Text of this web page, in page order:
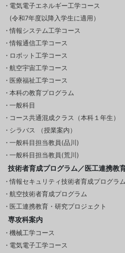
電気電子エネルギー工学コース
(令和7年度以降入学生に適用）
情報システム工学コース
情報通信工学コース
ロボット工学コース
航空宇宙工学コース
医療福祉工学コース
本科の教育プログラム
一般科目
コース共通混成クラス（本科１年生）
シラバス （授業案内）
一般科目担当教員(品川)
一般科目担当教員(荒川)
技術者育成プログラム／医工連携教
情報セキュリティ技術者育成プログラム
航空技術者育成プログラム
医工連携教育・研究プロジェクト
専攻科案内
機械工学コース
電気電子工学コース